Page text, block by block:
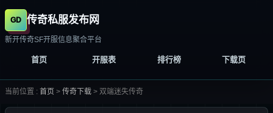
传奇私服发布网
新开传奇SF开服信息聚合平台
首页 开服表 排行榜 下载页
当前位置 : 首页 > 传奇下载 > 双端迷失传奇